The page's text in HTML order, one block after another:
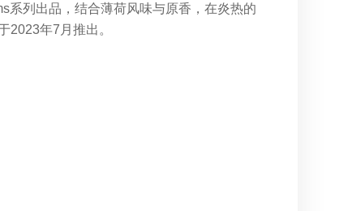
系列出品，结合薄荷风味与原香，在炎热的
2023年7月推出。